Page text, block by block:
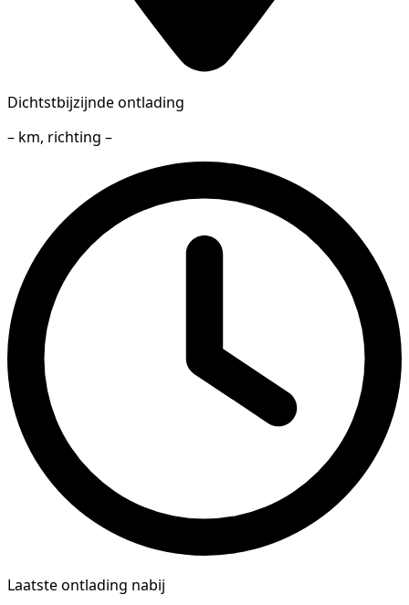
Dichtstbijzijnde ontlading
– km, richting –
Laatste ontlading nabij